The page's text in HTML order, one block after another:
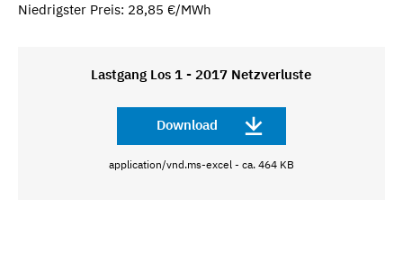
Niedrigster Preis: 28,85 €/MWh
Lastgang Los 1 - 2017 Netzverluste
Download
application/vnd.ms-excel - ca. 464 KB